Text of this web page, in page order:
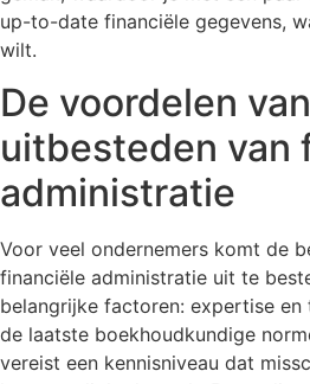
up-to-date financiële gegevens,
wilt.
De voordelen
uitbesteden van
administratie
Voor veel ondernemers komt de
financiële administratie uit te
belangrijke factoren: expertise
de laatste boekhoudkundige
vereist een kennisniveau dat